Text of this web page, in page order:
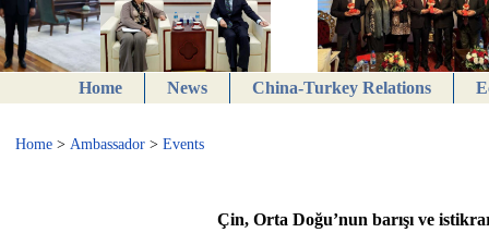
Home News China-Turkey Relations
Home> Ambassador> Events
Çin, Orta Doğu’nun barışı ve